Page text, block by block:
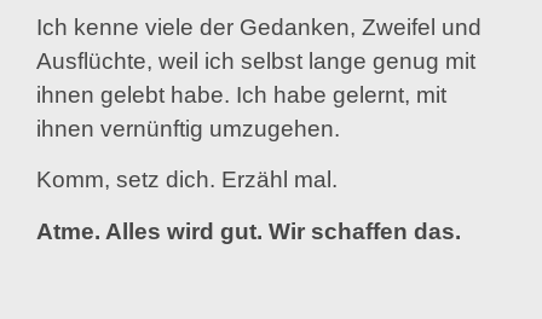
Ich kenne viele der Gedanken, Zweifel und
Ausflüchte, weil ich selbst lange genug mit
ihnen gelebt habe. Ich habe gelernt, mit
ihnen vernünftig umzugehen.
Komm, setz dich. Erzähl mal.
Atme. Alles wird gut. Wir schaffen das.